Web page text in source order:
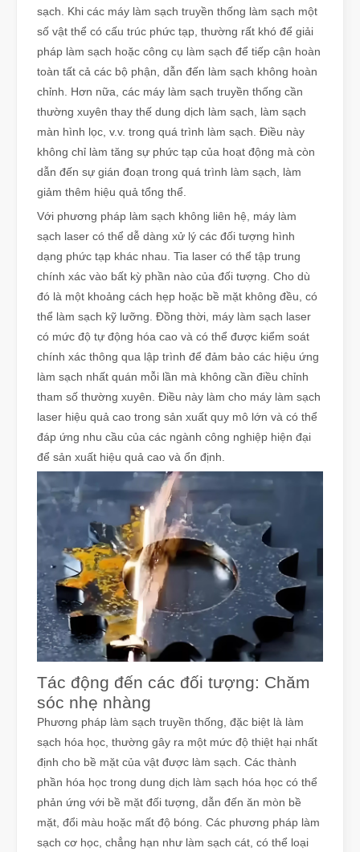
sạch. Khi các máy làm sạch truyền thống làm sạch một
số vật thể có cấu trúc phức tạp, thường rất khó để giải
pháp làm sạch hoặc công cụ làm sạch để tiếp cận hoàn
toàn tất cả các bộ phận, dẫn đến làm sạch không hoàn
chỉnh. Hơn nữa, các máy làm sạch truyền thống cần
thường xuyên thay thế dung dịch làm sạch, làm sạch
màn hình lọc, v.v. trong quá trình làm sạch. Điều này
không chỉ làm tăng sự phức tạp của hoạt động mà còn
dẫn đến sự gián đoạn trong quá trình làm sạch, làm
giảm thêm hiệu quả tổng thể.
Với phương pháp làm sạch không liên hệ, máy làm
sạch laser có thể dễ dàng xử lý các đối tượng hình
dạng phức tạp khác nhau. Tia laser có thể tập trung
chính xác vào bất kỳ phần nào của đối tượng. Cho dù
đó là một khoảng cách hẹp hoặc bề mặt không đều, có
thể làm sạch kỹ lưỡng. Đồng thời, máy làm sạch laser
có mức độ tự động hóa cao và có thể được kiểm soát
chính xác thông qua lập trình để đảm bảo các hiệu ứng
làm sạch nhất quán mỗi lần mà không cần điều chỉnh
tham số thường xuyên. Điều này làm cho máy làm sạch
laser hiệu quả cao trong sản xuất quy mô lớn và có thể
đáp ứng nhu cầu của các ngành công nghiệp hiện đại
để sản xuất hiệu quả cao và ổn định.
Tác động đến các đối tượng: Chăm
sóc nhẹ nhàng
Phương pháp làm sạch truyền thống, đặc biệt là làm
sạch hóa học, thường gây ra một mức độ thiệt hại nhất
định cho bề mặt của vật được làm sạch. Các thành
phần hóa học trong dung dịch làm sạch hóa học có thể
phản ứng với bề mặt đối tượng, dẫn đến ăn mòn bề
mặt, đổi màu hoặc mất độ bóng. Các phương pháp làm
sạch cơ học, chẳng hạn như làm sạch cát, có thể loại